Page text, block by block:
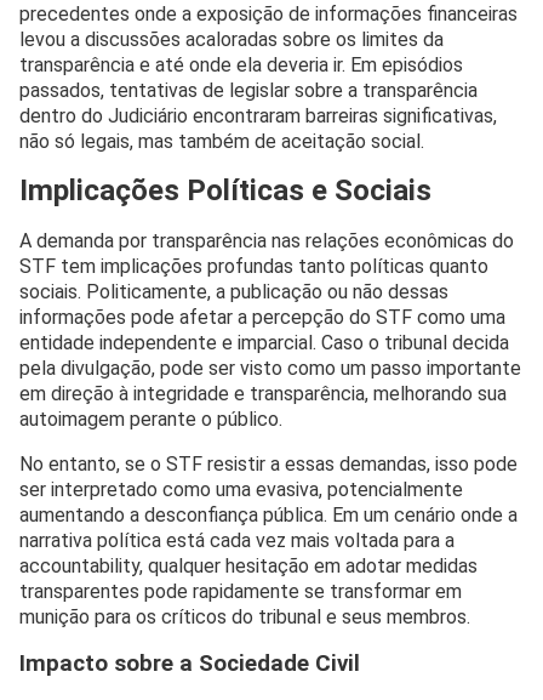
precedentes onde a exposição de informações financeiras
levou a discussões acaloradas sobre os limites da
transparência e até onde ela deveria ir. Em episódios
passados, tentativas de legislar sobre a transparência
dentro do Judiciário encontraram barreiras significativas,
não só legais, mas também de aceitação social.
Implicações Políticas e Sociais
A demanda por transparência nas relações econômicas do
STF tem implicações profundas tanto políticas quanto
sociais. Politicamente, a publicação ou não dessas
informações pode afetar a percepção do STF como uma
entidade independente e imparcial. Caso o tribunal decida
pela divulgação, pode ser visto como um passo importante
em direção à integridade e transparência, melhorando sua
autoimagem perante o público.
No entanto, se o STF resistir a essas demandas, isso pode
ser interpretado como uma evasiva, potencialmente
aumentando a desconfiança pública. Em um cenário onde a
narrativa política está cada vez mais voltada para a
accountability, qualquer hesitação em adotar medidas
transparentes pode rapidamente se transformar em
munição para os críticos do tribunal e seus membros.
Impacto sobre a Sociedade Civil